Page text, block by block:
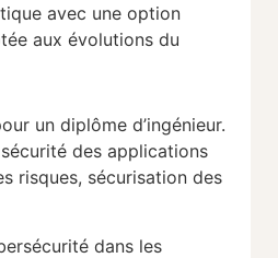
avec une option
aux évolutions du
un diplôme d’ingénieur.
des applications
risques, sécurisation des
dans les